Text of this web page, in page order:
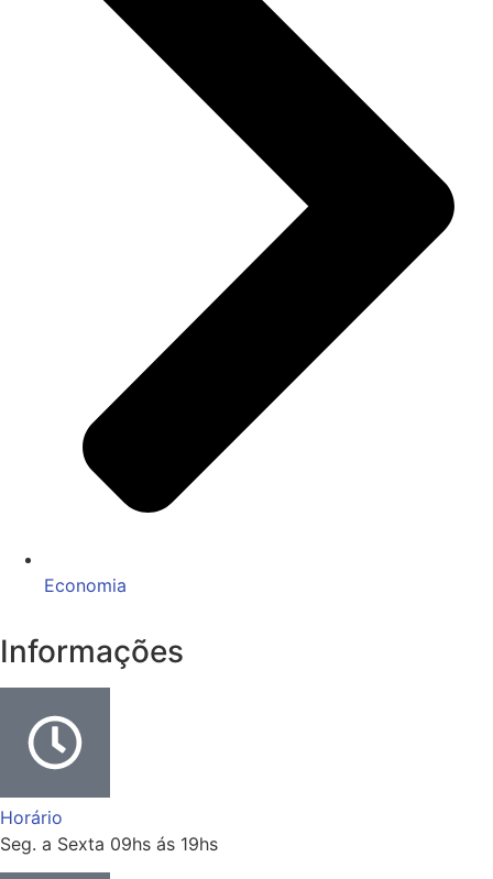
Economia
Informações
Horário
Seg. a Sexta 09hs ás 19hs